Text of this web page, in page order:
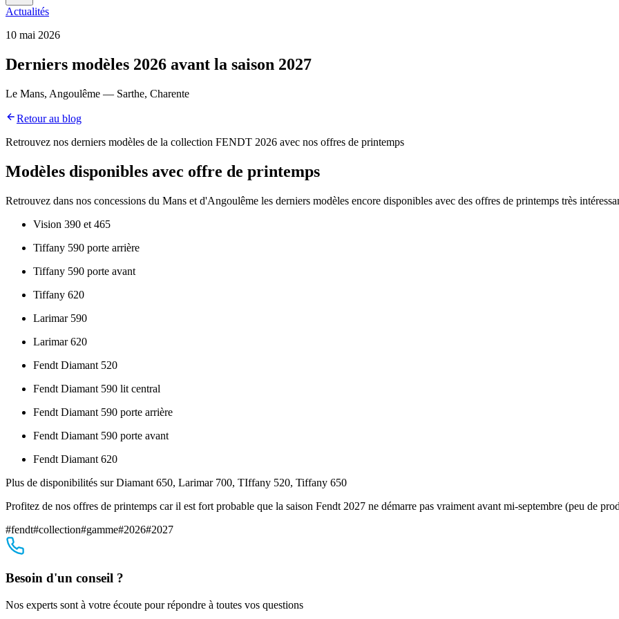
Actualités
10 mai 2026
Derniers modèles 2026 avant la saison 2027
Le Mans, Angoulême — Sarthe, Charente
Retour au blog
Retrouvez nos derniers modèles de la collection FENDT 2026 avec nos offres de printemps
Modèles disponibles avec offre de printemps
Retrouvez dans nos concessions du Mans et d'Angoulême les derniers modèles encore disponibles avec des offres de printemps très
Vision 390 et 465
Tiffany 590 porte arrière
Tiffany 590 porte avant
Tiffany 620
Larimar 590
Larimar 620
Fendt Diamant 520
Fendt Diamant 590 lit central
Fendt Diamant 590 porte arrière
Fendt Diamant 590 porte avant
Fendt Diamant 620
Plus de disponibilités sur Diamant 650, Larimar 700, TIffany 520, Tiffany 650
Profitez de nos offres de printemps car il est fort probable que la saison Fendt 2027 ne démarre pas vraiment avant mi-septembre (peu de
#fendt#collection#gamme#2026#2027
Besoin d'un conseil ?
Nos experts sont à votre écoute pour répondre à toutes vos questions